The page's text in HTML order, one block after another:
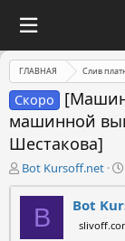
ГЛАВНАЯ Слив
Скоро
машинной
Шестакова]
А
в
т
Bot Kursoff.net
B Bot